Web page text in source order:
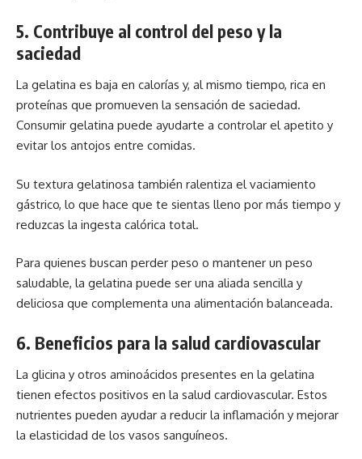
5. Contribuye al control del peso y la
saciedad
La gelatina es baja en calorías y, al mismo tiempo, rica en
proteínas que promueven la sensación de saciedad.
Consumir gelatina puede ayudarte a controlar el apetito y
evitar los antojos entre comidas.
Su textura gelatinosa también ralentiza el vaciamiento
gástrico, lo que hace que te sientas lleno por más tiempo y
reduzcas la ingesta calórica total.
Para quienes buscan perder peso o mantener un peso
saludable, la gelatina puede ser una aliada sencilla y
deliciosa que complementa una alimentación balanceada.
6. Beneficios para la salud cardiovascular
La glicina y otros aminoácidos presentes en la gelatina
tienen efectos positivos en la salud cardiovascular. Estos
nutrientes pueden ayudar a reducir la inflamación y mejorar
la elasticidad de los vasos sanguíneos.